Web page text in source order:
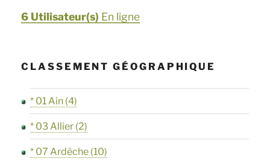
6 Utilisateur(s) En ligne
CLASSEMENT GÉOGRAPHIQUE
* 01 Ain (4)
* 03 Allier (2)
* 07 Ardèche (10)